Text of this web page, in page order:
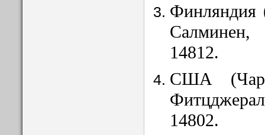
Финляндия
14812.
США
14802.